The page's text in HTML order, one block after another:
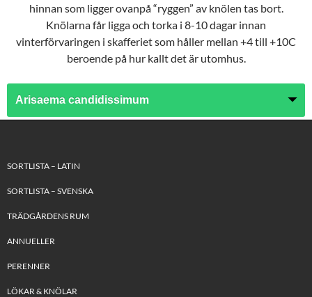
hinnan som ligger ovanpå “ryggen” av knölen tas bort.
Knölarna får ligga och torka i 8-10 dagar innan
vinterförvaringen i skafferiet som håller mellan +4 till +10C
beroende på hur kallt det är utomhus.
SORTLISTA – LATIN
SORTLISTA – SVENSKA
TRÄDGÅRDENS RUM
ANNUELLER
PERENNER
LÖKAR & KNÖLAR